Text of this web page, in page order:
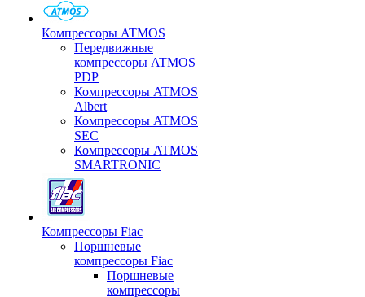
Компрессоры ATMOS
Передвижные
компрессоры ATMOS
PDP
Компрессоры ATMOS
Albert
Компрессоры ATMOS
SEC
Компрессоры ATMOS
SMARTRONIC
Компрессоры Fiac
Поршневые
компрессоры Fiac
Поршневые
компрессоры